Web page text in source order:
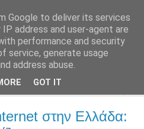
διαδίκτυο.
στην Ελλάδα:
Google to deliver its services
address and user-agent are
performance and security
service, generate usage
address abuse.
GOT IT